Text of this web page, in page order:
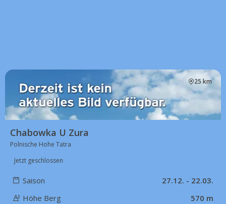
25 km
Chabowka U Zura
Polnische Hohe Tatra
Jetzt geschlossen
Saison
27.12. - 22.03.
Höhe Berg
570 m